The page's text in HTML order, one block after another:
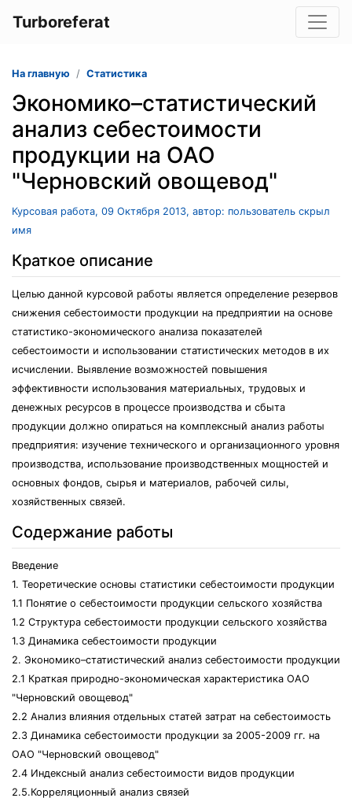
Turboreferat
На главную Статистика
Экономико–статистический
анализ себестоимости
продукции на ОАО
"Черновский овощевод"
Курсовая работа, 09 Октября 2013, автор: пользователь скрыл
имя
Краткое описание
Целью данной курсовой работы является определение резервов
снижения себестоимости продукции на предприятии на основе
статистико-экономического анализа показателей
себестоимости и использовании статистических методов в их
исчислении. Выявление возможностей повышения
эффективности использования материальных, трудовых и
денежных ресурсов в процессе производства и сбыта
продукции должно опираться на комплексный анализ работы
предприятия: изучение технического и организационного уровня
производства, использование производственных мощностей и
основных фондов, сырья и материалов, рабочей силы,
хозяйственных связей.
Содержание работы
Введение
1. Теоретические основы статистики себестоимости продукции
1.1 Понятие о себестоимости продукции сельского хозяйства
1.2 Структура себестоимости продукции сельского хозяйства
1.3 Динамика себестоимости продукции
2. Экономико–статистический анализ себестоимости продукции
2.1 Краткая природно-экономическая характеристика ОАО
"Черновский овощевод"
2.2 Анализ влияния отдельных статей затрат на себестоимость
2.3 Динамика себестоимости продукции за 2005-2009 гг. на
ОАО "Черновский овощевод"
2.4 Индексный анализ себестоимости видов продукции
2.5.Корреляционный анализ связей